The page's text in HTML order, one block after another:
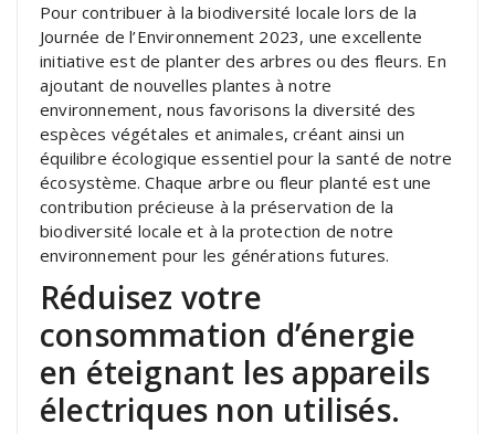
Pour contribuer à la biodiversité locale lors de la
Journée de l’Environnement 2023, une excellente
initiative est de planter des arbres ou des fleurs. En
ajoutant de nouvelles plantes à notre
environnement, nous favorisons la diversité des
espèces végétales et animales, créant ainsi un
équilibre écologique essentiel pour la santé de notre
écosystème. Chaque arbre ou fleur planté est une
contribution précieuse à la préservation de la
biodiversité locale et à la protection de notre
environnement pour les générations futures.
Réduisez votre
consommation d’énergie
en éteignant les appareils
électriques non utilisés.